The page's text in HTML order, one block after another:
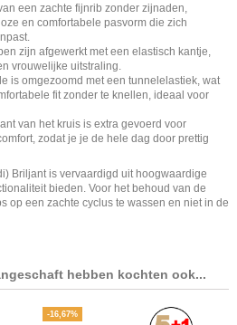
een zachte fijnrib zonder zijnaden,
en comfortabele pasvorm die zich
zijn afgewerkt met een elastisch kantje,
vrouwelijke uitstraling.
is omgezoomd met een tunnelelastiek, wat
fit zonder te knellen, ideaal voor
van het kruis is extra gevoerd voor
zodat je je de hele dag door prettig
Briljant is vervaardigd uit hoogwaardige
bieden. Voor het behoud van de
op een zachte cyclus te wassen en niet in de
hebben kochten ook...
-16,67%